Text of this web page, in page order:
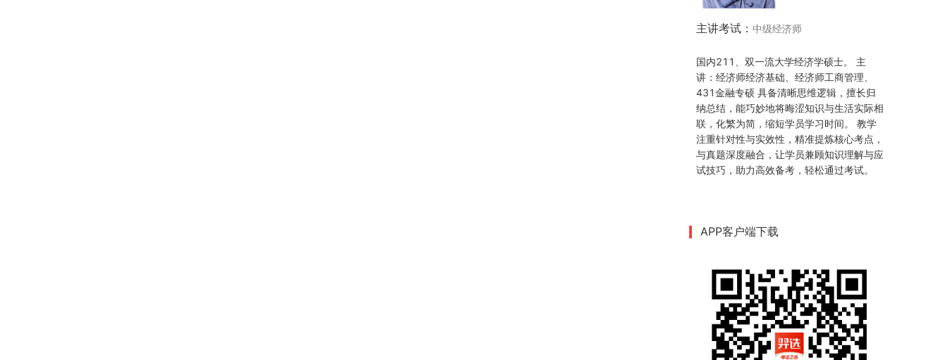
主讲考试： 中级经济师
国内211、双一流大学经济学硕士。 主
讲：经济师经济基础、经济师工商管理、
431金融专硕 具备清晰思维逻辑，擅长归
纳总结，能巧妙地将晦涩知识与生活实际相
联，化繁为简，缩短学员学习时间。 教学
注重针对性与实效性，精准提炼核心考点，
与真题深度融合，让学员兼顾知识理解与应
试技巧，助力高效备考，轻松通过考试。
APP客户端下载